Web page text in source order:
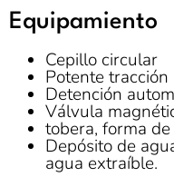
Equipamiento
Cepillo circular
Potente tracción
Detención
Válvula
tobera, forma
Depósito de
agua extraíble.